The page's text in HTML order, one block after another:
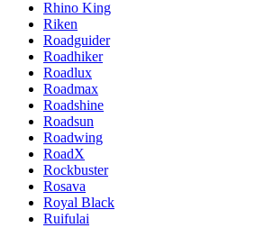
Rhino King
Riken
Roadguider
Roadhiker
Roadlux
Roadmax
Roadshine
Roadsun
Roadwing
RoadX
Rockbuster
Rosava
Royal Black
Ruifulai